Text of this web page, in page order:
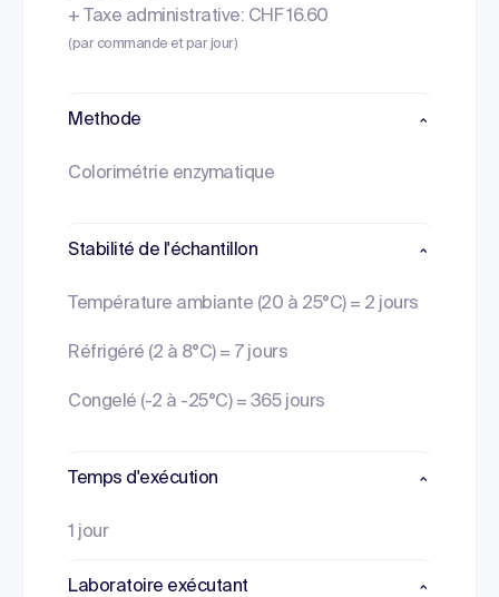
+ Taxe administrative: CHF 16.60
(par commande et par jour)
Methode
Colorimétrie enzymatique
Stabilité de l'échantillon
Température ambiante (20 à 25°C) = 2 jours
Réfrigéré (2 à 8°C) = 7 jours
Congelé (-2 à -25°C) = 365 jours
Temps d'exécution
1 jour
Laboratoire exécutant